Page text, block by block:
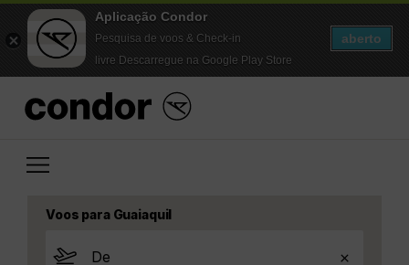
Aplicação Condor
Pesquisa de voos & Check-in
livre Descarregue na Google Play Store
aberto
Voos para Guaiaquil